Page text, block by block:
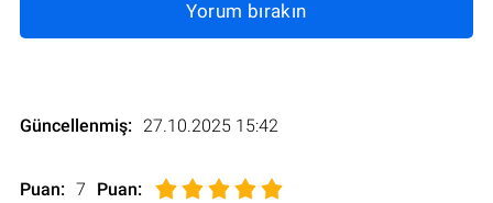
Yorum bırakın
Güncellenmiş: 27.10.2025 15:42
Puan: 7 Puan: